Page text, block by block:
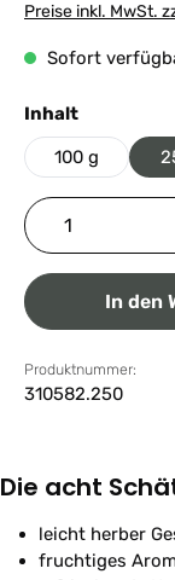
Preise inkl. MwSt.
Sofort
Inhaltauswählen
100 g
Produkt
In den
Produktnummer:
310582.250
Die acht
leicht herber
fruchtiges